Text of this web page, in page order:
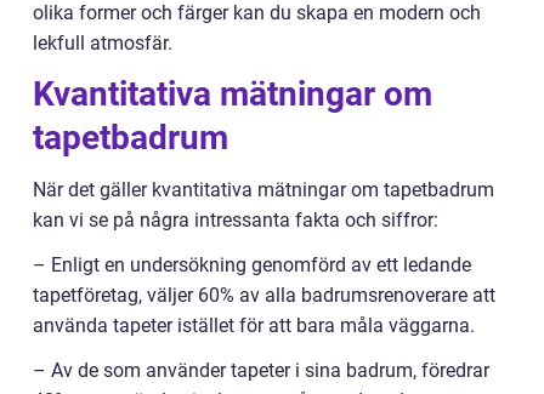
olika former och färger kan du skapa en modern och
lekfull atmosfär.
Kvantitativa mätningar om
tapetbadrum
När det gäller kvantitativa mätningar om tapetbadrum
kan vi se på några intressanta fakta och siffror:
– Enligt en undersökning genomförd av ett ledande
tapetföretag, väljer 60% av alla badrumsrenoverare att
använda tapeter istället för att bara måla väggarna.
– Av de som använder tapeter i sina badrum, föredrar